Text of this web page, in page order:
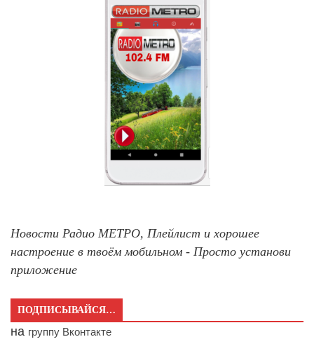
Новости Радио МЕТРО, Плейлист и хорошее
настроение в твоём мобильном - Просто установи
приложение
ПОДПИСЫВАЙСЯ…
на группу Вконтакте